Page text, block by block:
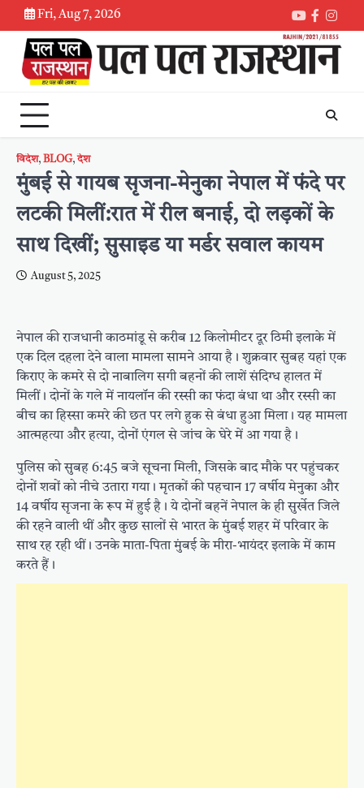
Skip
to
content
Fri, Aug 7, 2026
Youtube
विदेश, BLOG, देश
मुंबई से गायब सृजना-मेनुका नेपाल में फंदे पर
लटकी मिलीं:रात में रील बनाई, दो लड़कों के
साथ दिखीं; सुसाइड या मर्डर सवाल कायम
August 5, 2025
नेपाल की राजधानी काठमांडू से करीब 12 किलोमीटर दूर ठिमी इलाके में
एक दिल दहला देने वाला मामला सामने आया है। शुक्रवार सुबह यहां एक
किराए के कमरे से दो नाबालिग सगी बहनों की लाशें संदिग्ध हालत में
मिलीं। दोनों के गले में नायलॉन की रस्सी का फंदा बंधा था और रस्सी का
बीच का हिस्सा कमरे की छत पर लगे हुक से बंधा हुआ मिला। यह मामला
आत्महत्या और हत्या, दोनों एंगल से जांच के घेरे में आ गया है।
पुलिस को सुबह 6:45 बजे सूचना मिली, जिसके बाद मौके पर पहुंचकर
दोनों शवों को नीचे उतारा गया। मृतकों की पहचान 17 वर्षीय मेनुका और
14 वर्षीय सृजना के रूप में हुई है। ये दोनों बहनें नेपाल के ही सुर्खेत जिले
की रहने वाली थीं और कुछ सालों से भारत के मुंबई शहर में परिवार के
साथ रह रही थीं। उनके माता-पिता मुंबई के मीरा-भायंदर इलाके में काम
करते हैं।